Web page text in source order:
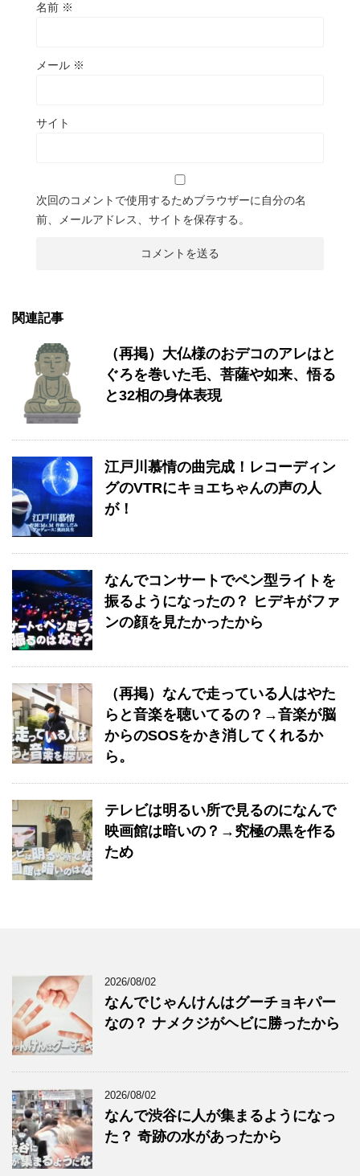
名前 ※
メール ※
サイト
次回のコメントで使用するためブラウザーに自分の名
前、メールアドレス、サイトを保存する。
関連記事
（再掲）大仏様のおデコのアレはと
ぐろを巻いた毛、菩薩や如来、悟る
と32相の身体表現
江戸川慕情の曲完成！レコーディン
グのVTRにキョエちゃんの声の人
が！
なんでコンサートでペン型ライトを
振るようになったの？ ヒデキがファ
ンの顔を見たかったから
（再掲）なんで走っている人はやた
らと音楽を聴いてるの？→音楽が脳
からのSOSをかき消してくれるか
ら。
テレビは明るい所で見るのになんで
映画館は暗いの？→究極の黒を作る
ため
2026/08/02
なんでじゃんけんはグーチョキパー
なの？ ナメクジがヘビに勝ったから
2026/08/02
なんで渋谷に人が集まるようになっ
た？ 奇跡の水があったから